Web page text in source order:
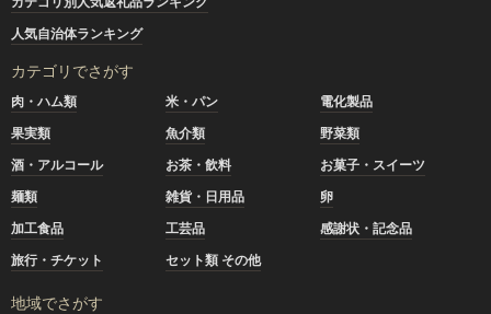
人気自治体ランキング
カテゴリでさがす
肉・ハム類 米・パン
電化製品
果実類
魚介類
野菜類
酒・アルコール
お茶・飲料
お菓子・スイーツ
麺類
雑貨・日用品
卵
加工食品
工芸品
感謝状・記念品
旅行・チケット
セット類 その他
地域でさがす